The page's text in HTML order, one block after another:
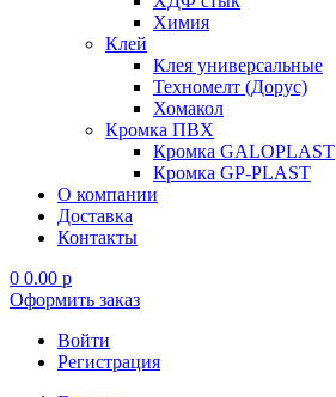
Химия
Клей
Клея универсальные
Техномелт (Дорус)
Хомакол
Кромка ПВХ
Кромка GALOPLAST
Кромка GP-PLAST
О компании
Доставка
Контакты
0 0.00 p
Оформить заказ
Войти
Регистрация